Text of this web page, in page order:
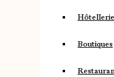
Hôtellerie
Boutiques